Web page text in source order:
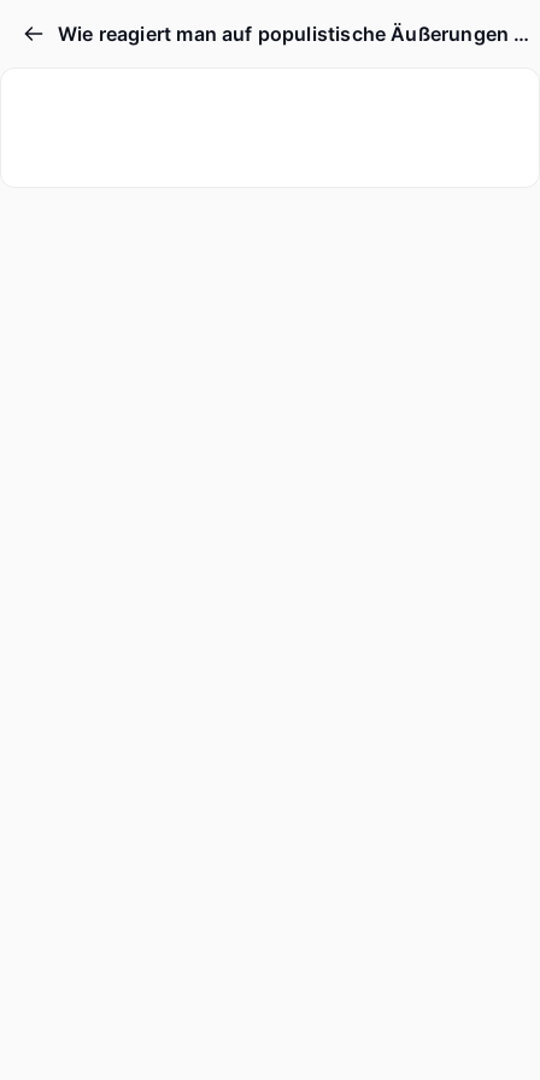
Wie reagiert man auf populistische Äußerungen in den sozialen Medien?